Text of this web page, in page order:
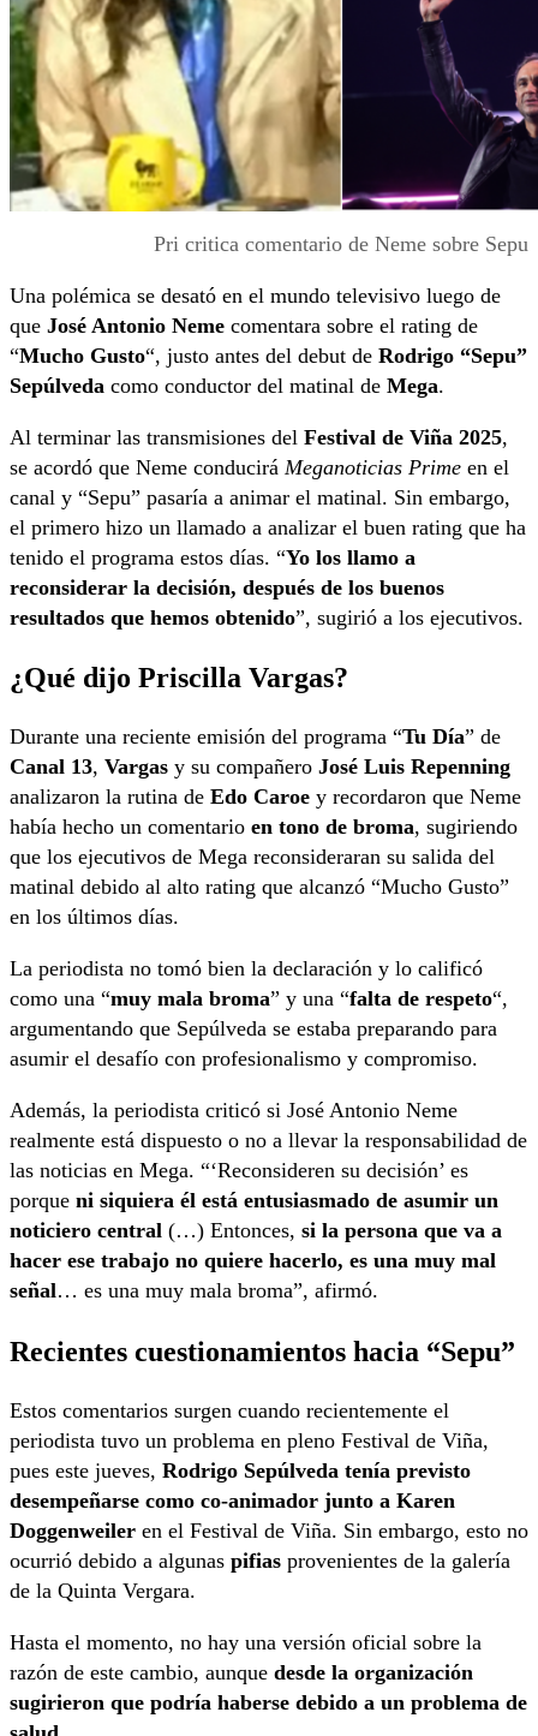
Pri critica comentario de Neme sobre Sepu
Una polémica se desató en el mundo televisivo luego de
que José Antonio Neme comentara sobre el rating de
“Mucho Gusto“, justo antes del debut de Rodrigo “Sepu”
Sepúlveda como conductor del matinal de Mega.
Al terminar las transmisiones del Festival de Viña 2025,
se acordó que Neme conducirá Meganoticias Prime en el
canal y “Sepu” pasaría a animar el matinal. Sin embargo,
el primero hizo un llamado a analizar el buen rating que ha
tenido el programa estos días. “Yo los llamo a
reconsiderar la decisión, después de los buenos
resultados que hemos obtenido”, sugirió a los ejecutivos.
¿Qué dijo Priscilla Vargas?
Durante una reciente emisión del programa “Tu Día” de
Canal 13, Vargas y su compañero José Luis Repenning
analizaron la rutina de Edo Caroe y recordaron que Neme
había hecho un comentario en tono de broma, sugiriendo
que los ejecutivos de Mega reconsideraran su salida del
matinal debido al alto rating que alcanzó “Mucho Gusto”
en los últimos días.
La periodista no tomó bien la declaración y lo calificó
como una “muy mala broma” y una “falta de respeto“,
argumentando que Sepúlveda se estaba preparando para
asumir el desafío con profesionalismo y compromiso.
Además, la periodista criticó si José Antonio Neme
realmente está dispuesto o no a llevar la responsabilidad de
las noticias en Mega. “‘Reconsideren su decisión’ es
porque ni siquiera él está entusiasmado de asumir un
noticiero central (…) Entonces, si la persona que va a
hacer ese trabajo no quiere hacerlo, es una muy mal
señal… es una muy mala broma”, afirmó.
Recientes cuestionamientos hacia “Sepu”
Estos comentarios surgen cuando recientemente el
periodista tuvo un problema en pleno Festival de Viña,
pues este jueves, Rodrigo Sepúlveda tenía previsto
desempeñarse como co-animador junto a Karen
Doggenweiler en el Festival de Viña. Sin embargo, esto no
ocurrió debido a algunas pifias provenientes de la galería
de la Quinta Vergara.
Hasta el momento, no hay una versión oficial sobre la
razón de este cambio, aunque desde la organización
sugirieron que podría haberse debido a un problema de